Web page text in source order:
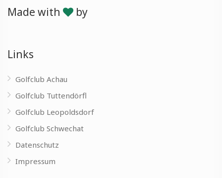
Made with by
Links
Golfclub Achau
Golfclub Tuttendörfl
Golfclub Leopoldsdorf
Golfclub Schwechat
Datenschutz
Impressum